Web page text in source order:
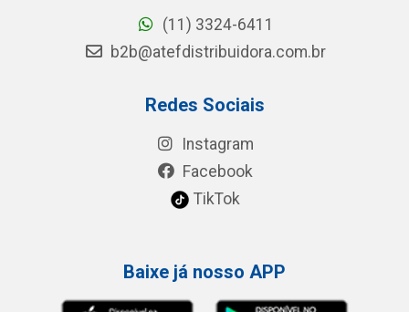
(11) 3324-6411
b2b@atefdistribuidora.com.br
Redes Sociais
Instagram
Facebook
TikTok
Baixe já nosso APP